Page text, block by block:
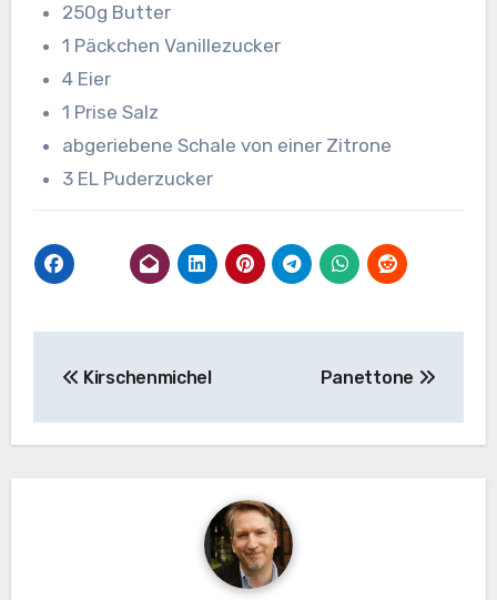
250g Butter
1 Päckchen Vanillezucker
4 Eier
1 Prise Salz
abgeriebene Schale von einer Zitrone
3 EL Puderzucker
Kirschenmichel Panettone